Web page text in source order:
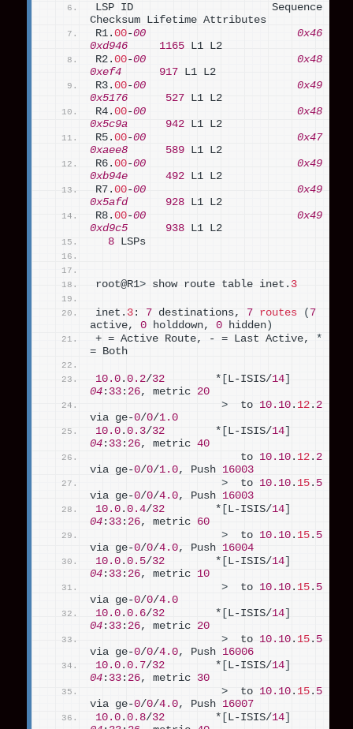
LSP ID                      Sequence
Checksum Lifetime Attributes
R1.00-00
0x46
0xd946
1165 L1 L2
R2.00-00
0x48
0xef4
917 L1 L2
R3.00-00
0x49
0x5176
527 L1 L2
R4.00-00
0x48
0x5c9a
942 L1 L2
R5.00-00
0x47
0xaee8
589 L1 L2
R6.00-00
0x49
0xb94e
492 L1 L2
R7.00-00
0x49
0x5afd
928 L1 L2
R8.00-00
0x49
0xd9c5
938 L1 L2
8 LSPs
root@R1> show route table inet. 3
inet. 3 : 7 destinations, 7 routes ( 7
active, 0 holddown, 0 hidden )
+ = Active Route, - = Last Active, *
= Both
10.0 .0.2/32
        *
L-ISIS/14
04 : 33 : 26, metric 20
>
  to
10.10 . 12 . 2
via ge-0/0/1.0
10.0 .0.3/32
        *
L-ISIS/14
04 : 33 : 26, metric 40
                       to
10.10 . 12 . 2
via ge-0/0/1.0, Push 16003
>
  to
10.10 . 15 . 5
via ge-0/0/4.0, Push 16003
10.0 .0.4/32
        *
L-ISIS/14
04 : 33 : 26, metric 60
>
  to
10.10 . 15 . 5
via ge-0/0/4.0, Push 16004
10.0 .0.5/32
        *
L-ISIS/14
04 : 33 : 26, metric 10
>
  to
10.10 . 15 . 5
via ge-0/0/4.0
10.0 .0.6/32
        *
L-ISIS/14
04 : 33 : 26, metric 20
>
  to
10.10 . 15 . 5
via ge-0/0/4.0, Push 16006
10.0 .0.7/32
        *
L-ISIS/14
04 : 33 : 26, metric 30
>
  to
10.10 . 15 . 5
via ge-0/0/4.0, Push 16007
10.0 .0.8/32
        *
L-ISIS/14